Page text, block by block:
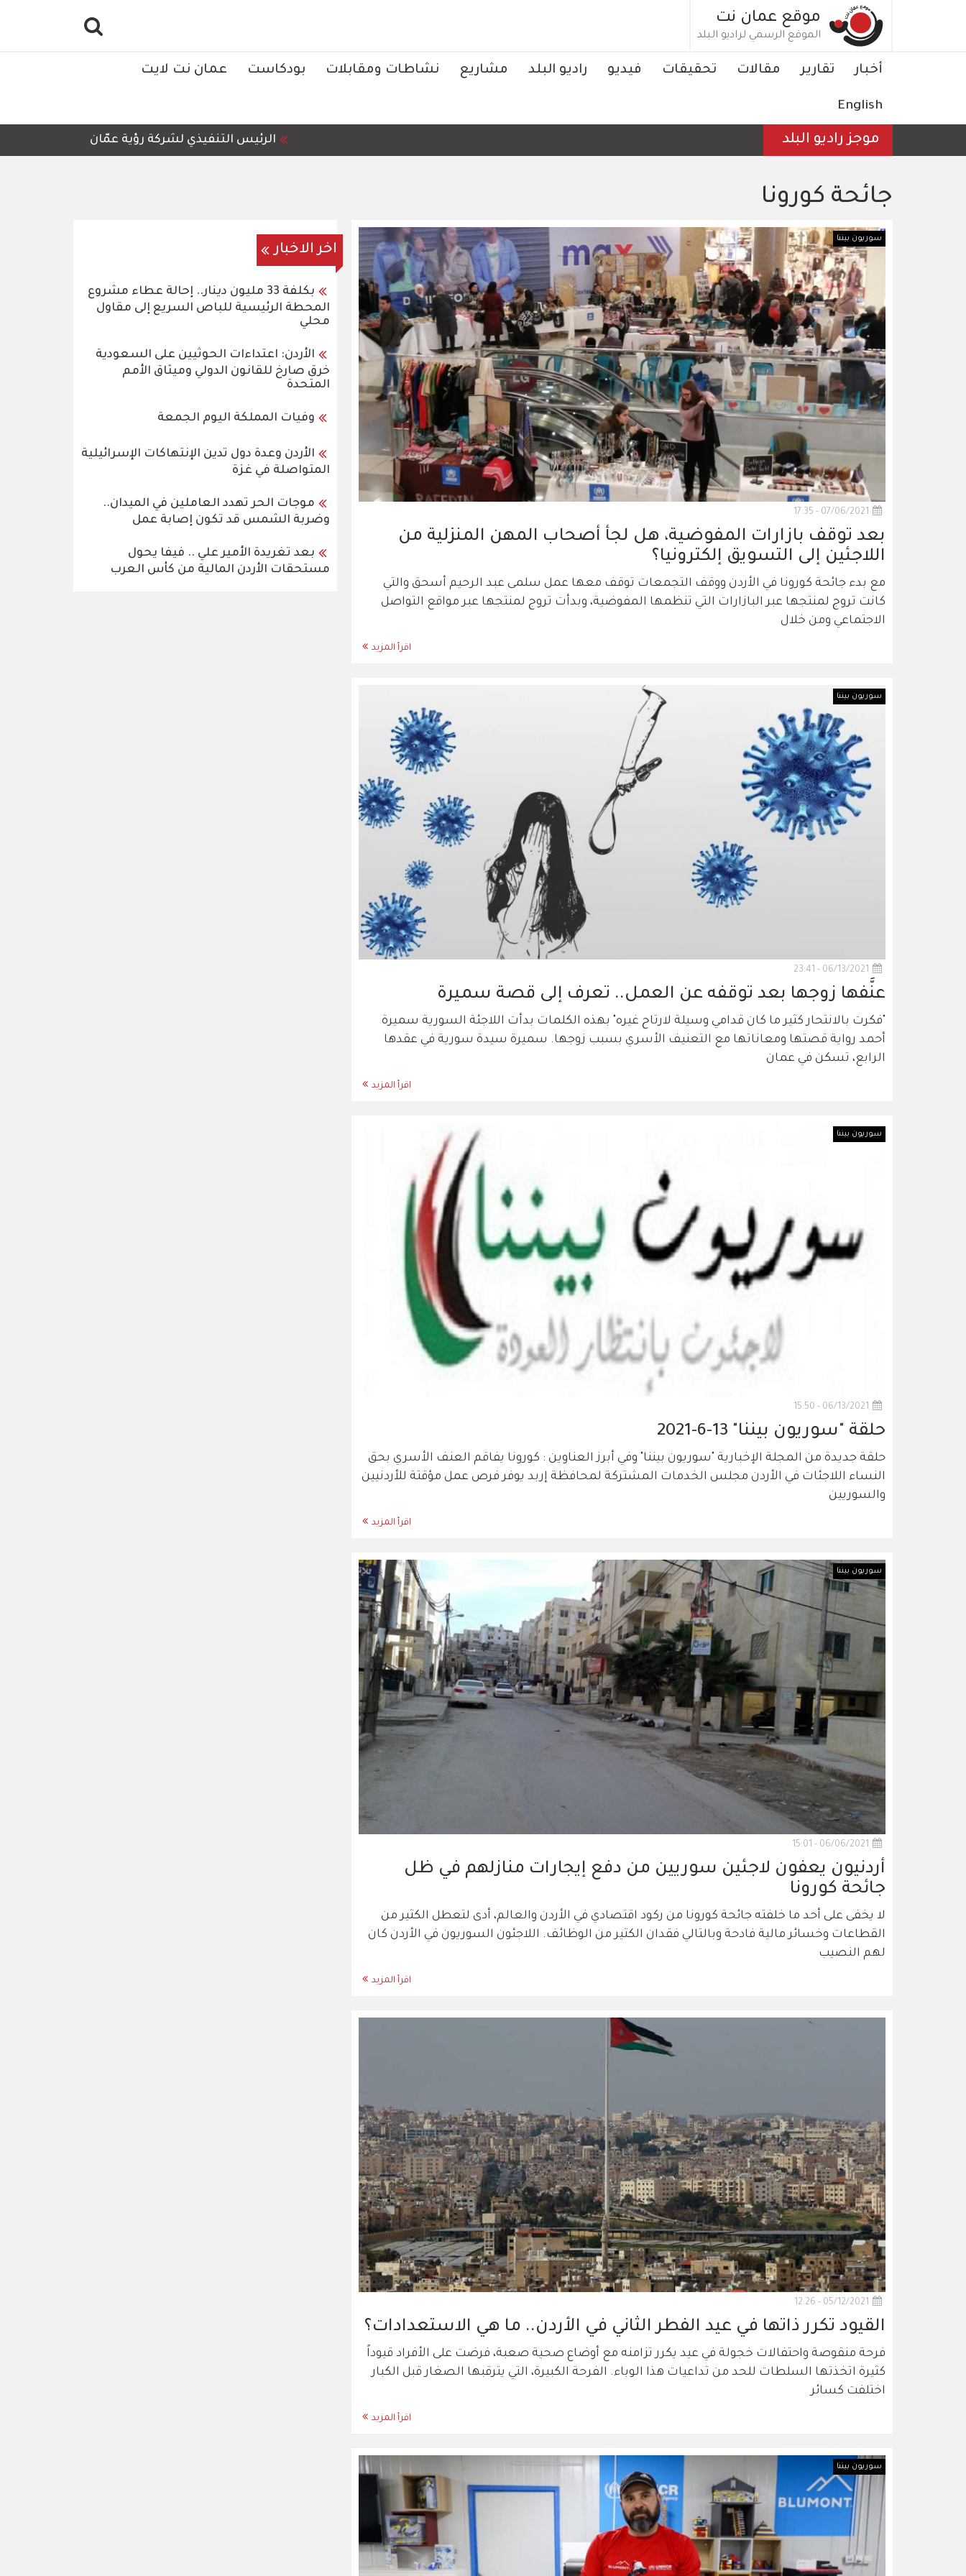
موقع عمان نت
الموقع الرسمي لراديو البلد
Main
أخبار تقارير مقالات تحقيقات فيديو راديو البلد مشاريع نشاطات ومقابلات بودكاست عمان نت لايت
English
موجز راديو البلد الرئيس التنفيذي لشركة رؤية عمّان للمعالجة وإعادة
جائحة كورونا
سوريون بيننا
07/06/2021 - 17:35
بعد توقف بازارات المفوضية، هل لجأ أصحاب المهن المنزلية من
اللاجئين إلى التسويق إلكترونيا؟
مع بدء جائحة كورونا في الأردن ووقف التجمعات توقف معها عمل سلمى عبد الرحيم أسحق والتي
كانت تروج لمنتجها عبر البازارات التي تنظمها المفوضية، وبدأت تروج لمنتجها عبر مواقع التواصل
الاجتماعي ومن خلال
اقرأ المزيد
سوريون بيننا
06/13/2021 - 23:41
عنَّفها زوجها بعد توقفه عن العمل.. تعرف إلى قصة سميرة
"فكرت بالانتحار كثير ما كان قدامي وسيلة لارتاح غيره" بهذه الكلمات بدأت اللاجئة السورية سميرة
أحمد رواية قصتها ومعاناتها مع التعنيف الأسري بسبب زوجها. سميرة سيدة سورية في عقدها
الرابع، تسكن في عمان
اقرأ المزيد
سوريون بيننا
06/13/2021 - 15:50
حلقة "سوريون بيننا" 13-6-2021
حلقة جديدة من المجلة الإخبارية "سوريون بيننا" وفي أبرز العناوين : كورونا يفاقم العنف الأسري بحق
النساء اللاجئات في الأردن مجلس الخدمات المشتركة لمحافظة إربد يوفر فرص عمل مؤقتة للأردنيين
والسوريين
اقرأ المزيد
سوريون بيننا
06/06/2021 - 15:01
أردنيون يعفون لاجئين سوريين من دفع إيجارات منازلهم في ظل
جائحة كورونا
لا يخفى على أحد ما خلفته جائحة كورونا من ركود اقتصادي في الأردن والعالم، أدى لتعطل الكثير من
القطاعات وخسائر مالية فادحة وبالتالي فقدان الكثير من الوظائف. اللاجئون السوريون في الأردن كان
لهم النصيب
اقرأ المزيد
05/12/2021 - 12:26
القيود تكرر ذاتها في عيد الفطر الثاني في الأردن.. ما هي الاستعدادات؟
فرحة منقوصة واحتفالات خجولة في عيد يكرر تزامنه مع أوضاع صحية صعبة، فرضت على الأفراد قيوداً
كثيرة اتخذتها السلطات للحد من تداعيات هذا الوباء. الفرحة الكبيرة، التي يترقبها الصغار قبل الكبار
اختلفت كسائر
اقرأ المزيد
سوريون بيننا
اخر الاخبار
بكلفة 33 مليون دينار.. إحالة عطاء مشروع
المحطة الرئيسية للباص السريع إلى مقاول
محلي
الأردن: اعتداءات الحوثيين على السعودية
خرق صارخ للقانون الدولي وميثاق الأمم
المتحدة
وفيات المملكة اليوم الجمعة
الأردن وعدة دول تدين الإنتهاكات الإسرائيلية
المتواصلة في غزة
موجات الحر تهدد العاملين في الميدان..
وضربة الشمس قد تكون إصابة عمل
بعد تغريدة الأمير علي .. فيفا يحول
مستحقات الأردن المالية من كأس العرب